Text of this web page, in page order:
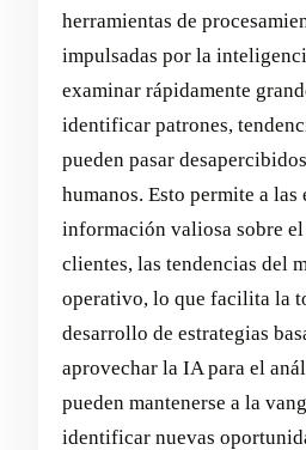
herramientas de
impulsadas por la
examinar rápidamente
identificar patrones,
pueden pasar
humanos. Esto permite a las
información valiosa sobre
clientes, las tendencias del
operativo, lo que facilita la
desarrollo de estrategias
aprovechar la IA para el
pueden mantenerse a la
identificar nuevas